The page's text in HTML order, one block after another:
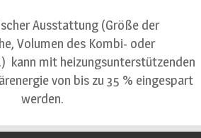
Ausstattung (Größe der
Volumen des Kombi- oder
kann mit heizungsunterstützenden
von bis zu 35 % eingespart
werden.